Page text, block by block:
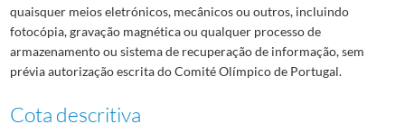
quaisquer meios eletrónicos, mecânicos ou outros, incluindo
fotocópia, gravação magnética ou qualquer processo de
armazenamento ou sistema de recuperação de informação, sem
prévia autorização escrita do Comité Olímpico de Portugal.
Cota descritiva